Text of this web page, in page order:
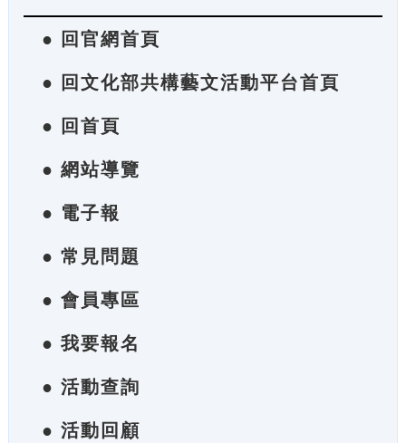
● 回官網首頁
● 回文化部共構藝文活動平台首頁
● 回首頁
● 網站導覽
● 電子報
● 常見問題
● 會員專區
● 我要報名
● 活動查詢
● 活動回顧